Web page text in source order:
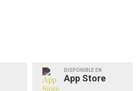
DISPONIBLE EN
App Store